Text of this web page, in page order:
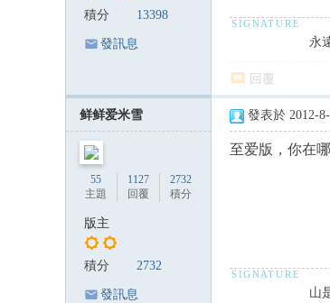
積分 13398
發訊息 永
回覆
鲜鲜爱米雪
55
主題
1127
回覆
2732
積分
版主
積分 2732
發訊息
發表於 2012-
至爱版，你在
山